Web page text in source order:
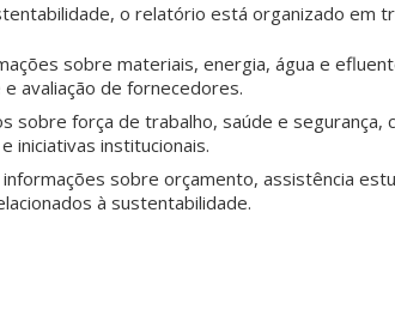
o relatório está organizado em
sobre materiais, energia, água e
avaliação de fornecedores.
sobre força de trabalho, saúde e segurança,
iniciativas institucionais.
sobre orçamento, assistência
à sustentabilidade.